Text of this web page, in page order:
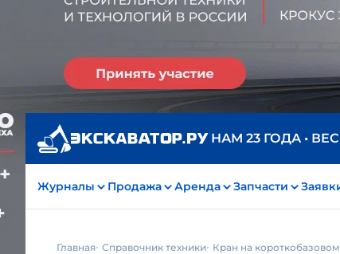
НАМ 23 ГОДА •
Журналы Продажа Аренда Запчасти
Главная Справочник техники Кран на